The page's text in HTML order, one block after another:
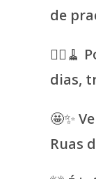
de
👷‍♂️🧹
dias,
🤩✨
Ruas